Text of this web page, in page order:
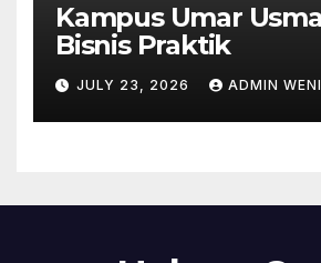
Kampus Umar
Bisnis Praktik
JULY 23, 2026 ADMIN